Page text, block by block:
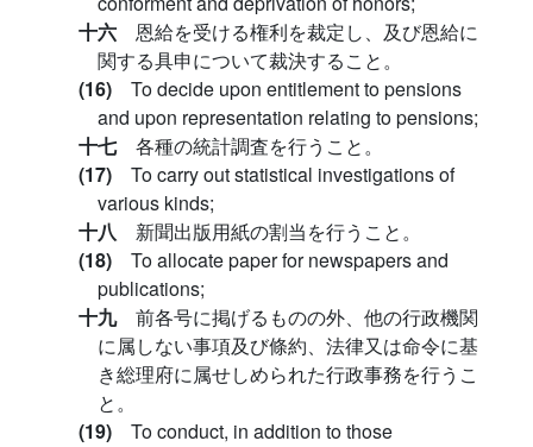
十六 恩給を受ける権利を裁定し、及び恩給に
関する具申について裁決すること。
(16) To decide upon entitlement to pensions
and upon representation relating to pensions;
十七 各種の統計調査を行うこと。
(17) To carry out statistical investigations of
various kinds;
十八 新聞出版用紙の割当を行うこと。
(18) To allocate paper for newspapers and
publications;
十九 前各号に掲げるものの外、他の行政機関
に属しない事項及び條約、法律又は命令に基
き総理府に属せしめられた行政事務を行うこ
と。
(19) To conduct, in addition to those